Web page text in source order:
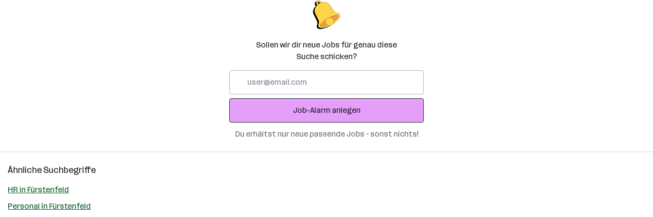
Sollen wir dir neue Jobs für genau diese
Suche schicken?
Adresse
Job-Alarm anlegen
Du erhältst nur neue passende Jobs – sonst nichts!
Ähnliche Suchbegriffe
HR in Fürstenfeld
Personal in Fürstenfeld